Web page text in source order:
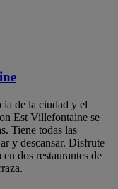
de la ciudad y el
Est Villefontaine se
Tiene todas las
y descansar. Disfrute
dos restaurantes de